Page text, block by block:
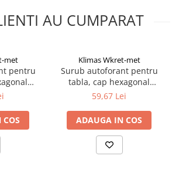
AU CUMPARAT
met
pentru
200
met
Klimas Wkret-met
Surub autoforant pentru
tabla, cap hexagonal
4.8x70mm RAL 7016- 200
7016, Klimas Wkret-met
59,67 Lei
ADAUGA IN COS